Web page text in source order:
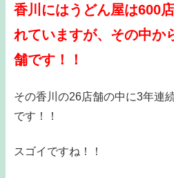
香川にはうどん屋は600
れていますが、その中か
舗です！！
その香川の26店舗の中に3年連
です！！
スゴイですね！！